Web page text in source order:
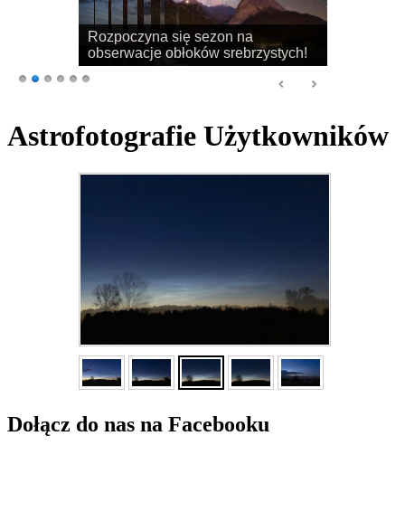
Rozpoczyna się sezon na
obserwacje obłoków srebrzystych!
Astrofotografie Użytkowników
Dołącz do nas na Facebooku